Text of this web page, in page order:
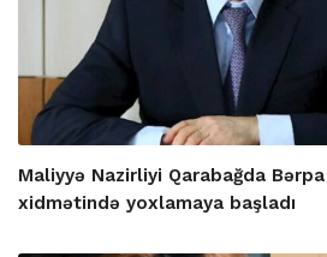
Maliyyə Nazirliyi Qarabağda
xidmətində yoxlamaya başladı